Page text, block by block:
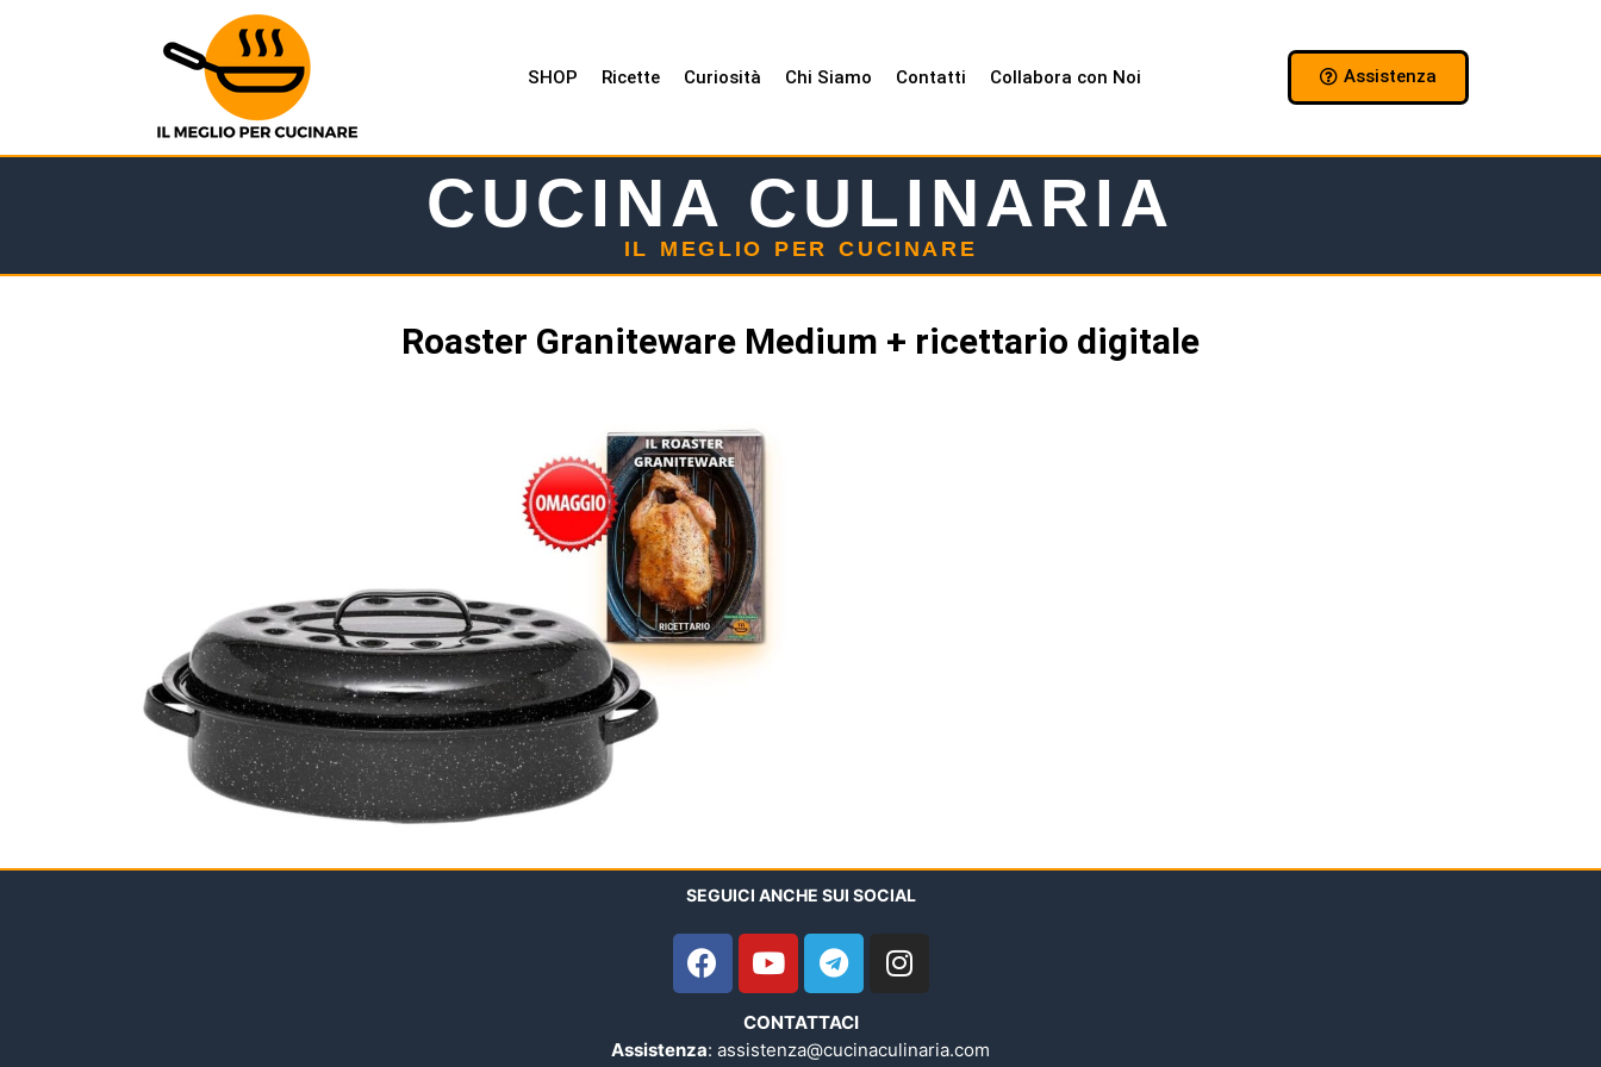
SHOP Ricette Curiosità Chi Siamo Contatti Collabora con Noi Assistenza
CUCINA CULINARIA
IL MEGLIO PER CUCINARE
Roaster Graniteware Medium + ricettario digitale
SEGUICI ANCHE SUI SOCIAL
CONTATTACI
Assistenza: assistenza@cucinaculinaria.com